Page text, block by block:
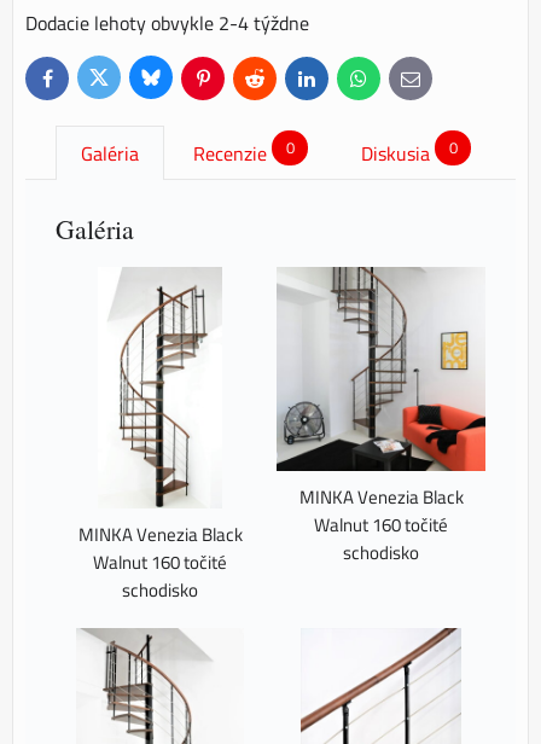
Dodacie lehoty obvykle 2-4 týždne
FacebookTwitterBlueskyPinterestReddit LinkedInWhatsApp
E-
mail
Galéria Recenzie 0 Diskusia 0
Galéria
MINKA Venezia Black
Walnut 160 točité
schodisko
MINKA Venezia Black
Walnut 160 točité
schodisko